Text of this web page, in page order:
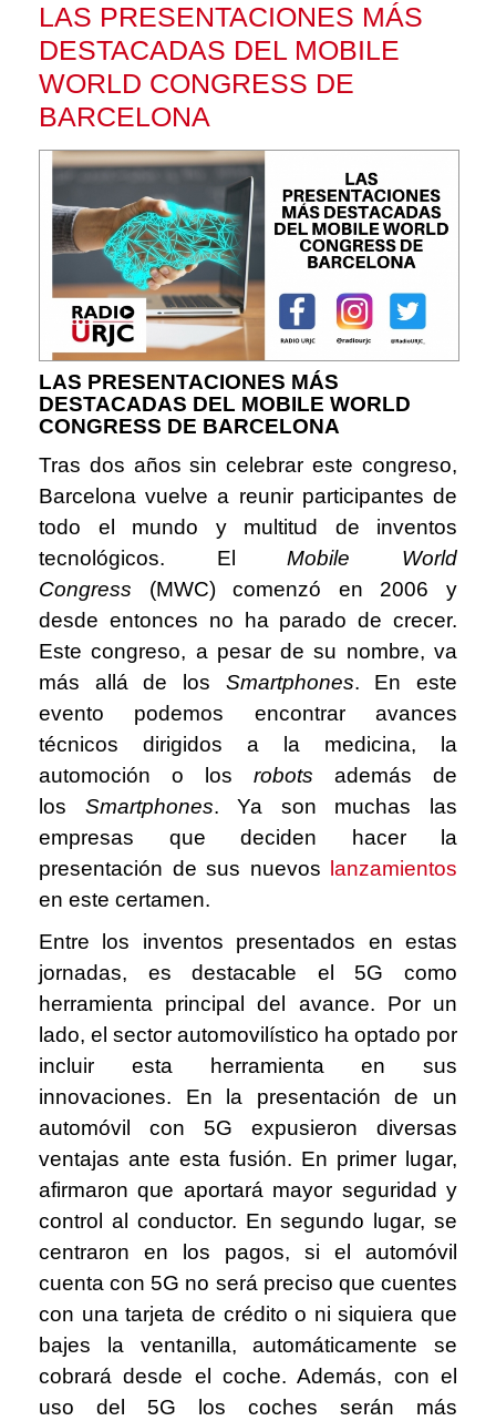
LAS PRESENTACIONES MÁS
DESTACADAS DEL MOBILE
WORLD CONGRESS DE
BARCELONA
LAS PRESENTACIONES MÁS
DESTACADAS DEL MOBILE WORLD
CONGRESS DE BARCELONA
Tras dos años sin celebrar este congreso,
Barcelona vuelve a reunir participantes de
todo el mundo y multitud de inventos
tecnológicos. ElMobile World
Congress (MWC) comenzó en 2006 y
desde entonces no ha parado de crecer.
Este congreso, a pesar de su nombre, va
más allá de los Smartphones. En este
evento podemos encontrar avances
técnicos dirigidos a la medicina, la
automoción o los robots además de
los Smartphones. Ya son muchas las
empresas que deciden hacer la
presentación de sus nuevos lanzamientos
en este certamen.
Entre los inventos presentados en estas
jornadas, es destacable el 5G como
herramienta principal del avance. Por un
lado, el sector automovilístico ha optado por
incluir esta herramienta en sus
innovaciones. En la presentación de un
automóvil con 5G expusieron diversas
ventajas ante esta fusión. En primer lugar,
afirmaron que aportará mayor seguridad y
control al conductor. En segundo lugar, se
centraron en los pagos, si el automóvil
cuenta con 5G no será preciso que cuentes
con una tarjeta de crédito o ni siquiera que
bajes la ventanilla, automáticamente se
cobrará desde el coche. Además, con el
uso del 5G los coches serán más